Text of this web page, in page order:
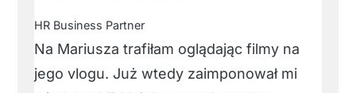
HR Business Partner
Na Mariusza trafiłam oglądając filmy na
jego vlogu. Już wtedy zaimponował mi